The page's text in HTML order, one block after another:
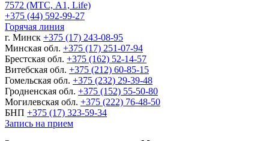
7572 (МТС, A1, Life)
+375 (44) 592-99-27
Горячая линия
г. Минск +375 (17) 243-08-95
Минская обл. +375 (17) 251-07-94
Брестская обл. +375 (162) 52-14-57
Витебская обл. +375 (212) 60-85-15
Гомельская обл. +375 (232) 29-39-48
Гродненская обл. +375 (152) 55-50-80
Могилевская обл. +375 (222) 76-48-50
БНП +375 (17) 323-59-34
Запись на прием